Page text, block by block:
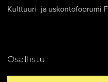
Kulttuuri- ja uskontofoorumi
Osallistu